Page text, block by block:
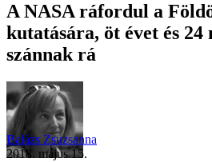
A NASA ráfordul a
kutatására, öt évet és
szánnak rá
Balázs Zsuzsanna
2018. május 15.